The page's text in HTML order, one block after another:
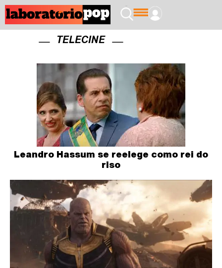
TELECINE
Leandro Hassum se reelege como rei do
riso